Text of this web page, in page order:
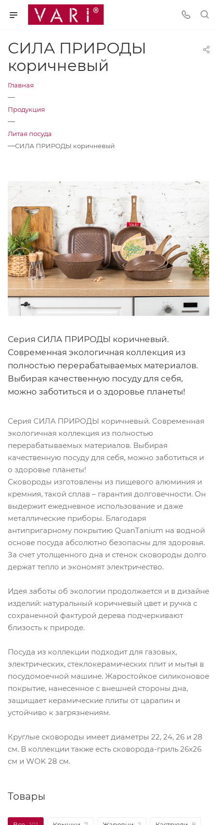
СИЛА ПРИРОДЫ
коричневый
Главная
—
Продукция
—
Литая посуда
—СИЛА ПРИРОДЫ коричневый
Серия СИЛА ПРИРОДЫ коричневый.
Современная экологичная коллекция из
полностью перерабатываемых материалов.
Выбирая качественную посуду для себя,
можно заботиться и о здоровье планеты!
Серия СИЛА ПРИРОДЫ коричневый. Современная
экологичная коллекция из полностью
перерабатываемых материалов. Выбирая
качественную посуду для себя, можно заботиться и
о здоровье планеты!
Сковороды изготовлены из пищевого алюминия и
кремния, такой сплав – гарантия долговечности. Он
выдержит ежедневное использование и даже
металлические приборы. Благодаря
антипригарному покрытию QuanTanium на водной
основе посуда абсолютно безопасны для здоровья.
За счет утолщенного дна и стенок сковороды долго
держат тепло и экономят электричество.
Идея заботы об экологии продолжается и в дизайне
изделий: натуральный коричневый цвет и ручка с
сохраненной фактурой дерева подчеркивают
близость к природе.
Посуда из коллекции подходит для газовых,
электрических, стеклокерамических плит и мытья в
посудомоечной машине. Жаростойкое силиконовое
покрытие, нанесенное с внешней стороны дна,
защищает керамические плиты от царапин и
устойчиво к загрязнениям.
Круглые сковороды имеет диаметры 22, 24, 26 и 28
см. В коллекции также есть сковорода-гриль 26х26
см и WOK 28 см.
Товары